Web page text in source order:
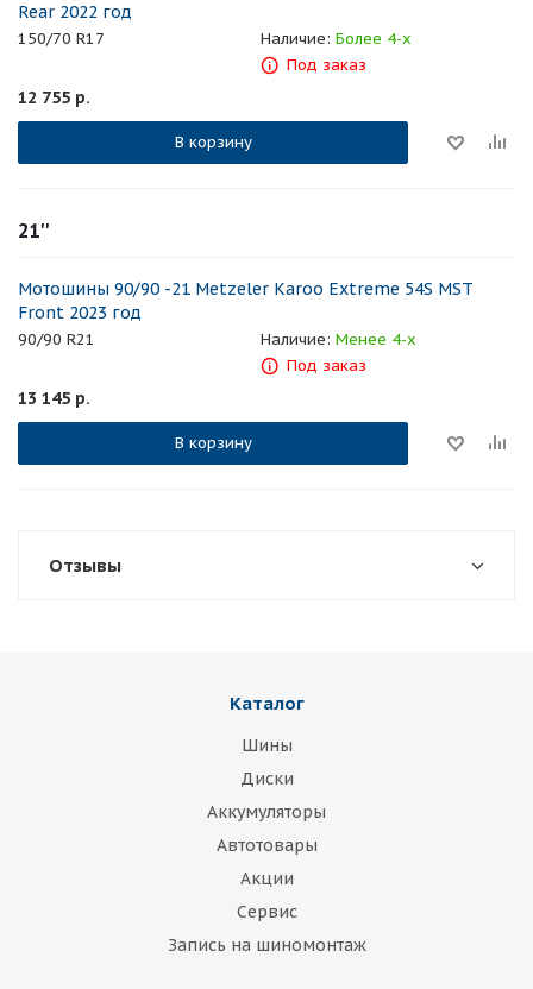
Rear 2022 год
150/70 R17 Наличие: Более 4-х
Под заказ
12 755 р.
В корзину
21''
Мотошины 90/90 -21 Metzeler Karoo Extreme 54S MST
Front 2023 год
90/90 R21 Наличие: Менее 4-х
Под заказ
13 145 р.
В корзину
Отзывы
Каталог
Шины
Диски
Аккумуляторы
Автотовары
Акции
Сервис
Запись на шиномонтаж